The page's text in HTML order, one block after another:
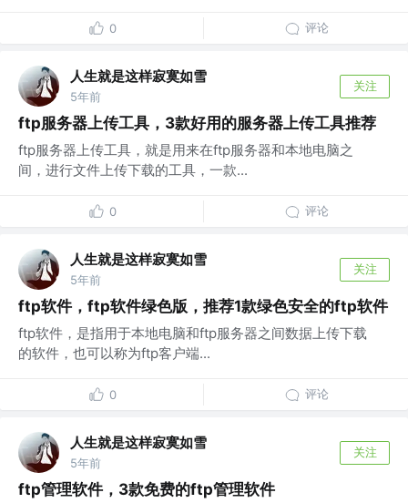
0 评论
人生就是这样寂寞如雪
5年前
关注
ftp服务器上传工具，3款好用的服务器上传工具推荐
ftp服务器上传工具，就是用来在ftp服务器和本地电脑之
间，进行文件上传下载的工具，一款...
0 评论
人生就是这样寂寞如雪
5年前
关注
ftp软件，ftp软件绿色版，推荐1款绿色安全的ftp软件
ftp软件，是指用于本地电脑和ftp服务器之间数据上传下载
的软件，也可以称为ftp客户端...
0 评论
人生就是这样寂寞如雪
5年前
关注
ftp管理软件，3款免费的ftp管理软件